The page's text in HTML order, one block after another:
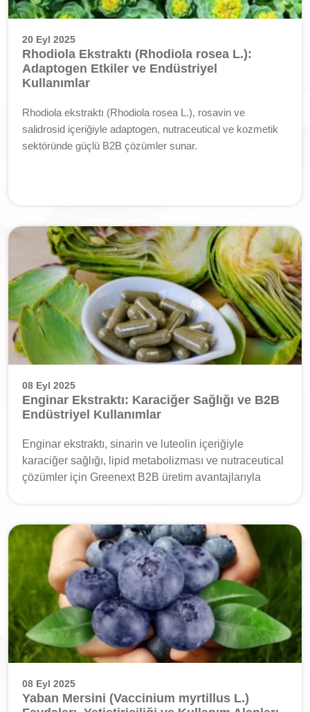
20 Eyl 2025
Rhodiola Ekstraktı (Rhodiola rosea L.):
Adaptogen Etkiler ve Endüstriyel
Kullanımlar
Rhodiola ekstraktı (Rhodiola rosea L.), rosavin ve
salidrosid içeriğiyle adaptogen, nutraceutical ve kozmetik
sektöründe güçlü B2B çözümler sunar.
08 Eyl 2025
Enginar Ekstraktı: Karaciğer Sağlığı ve B2B
Endüstriyel Kullanımlar
Enginar ekstraktı, sinarin ve luteolin içeriğiyle
karaciğer sağlığı, lipid metabolizması ve nutraceutical
çözümler için Greenext B2B üretim avantajlarıyla
08 Eyl 2025
Yaban Mersini (Vaccinium myrtillus L.)